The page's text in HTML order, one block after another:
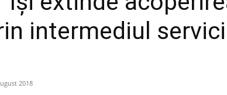
intermediul
2018